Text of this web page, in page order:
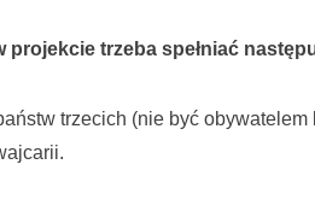
projekcie trzeba spełniać
trzecich (nie być